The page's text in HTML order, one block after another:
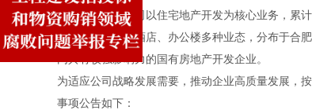
自成立以来，公司以住宅地产开发为核心业务，累
括住宅、商业、酒店、办公楼多种业态，分布于合
内具有较强影响力的国有房地产开发企业。
为适应公司战略发展需要，推动企业高质量发展，
事项公告如下：